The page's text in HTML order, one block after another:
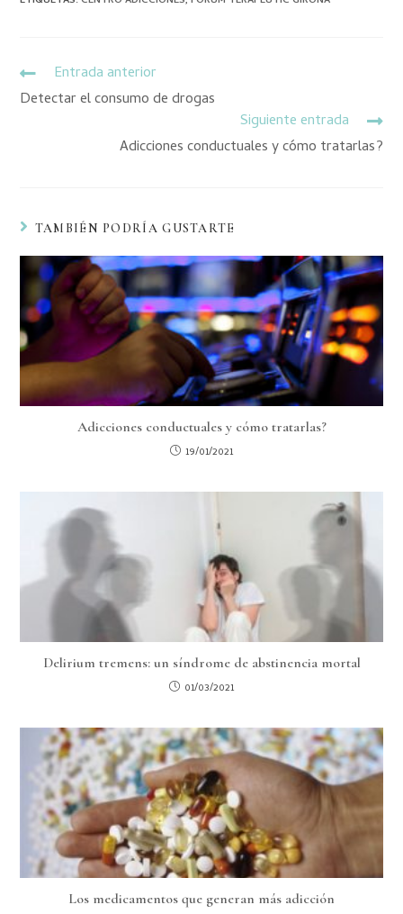
Entrada anterior
Detectar el consumo de drogas
Siguiente entrada
Adicciones conductuales y cómo tratarlas?
TAMBIÉN PODRÍA GUSTARTE
Adicciones conductuales y cómo tratarlas?
19/01/2021
Delirium tremens: un síndrome de abstinencia mortal
01/03/2021
Los medicamentos que generan más adicción